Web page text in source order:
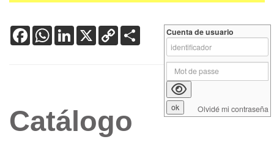
FacebookWhatsApp
LinkedIn
X Copy
Link
Catálogo
Cuenta de usuario
Olvidé mi contraseña